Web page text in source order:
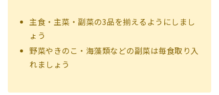
主食・主菜・副菜の3品を揃えるようにしまし
ょう
野菜やきのこ・海藻類などの副菜は毎食取り入
れましょう